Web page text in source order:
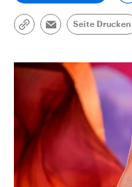
Link
Email
Seite Drucken